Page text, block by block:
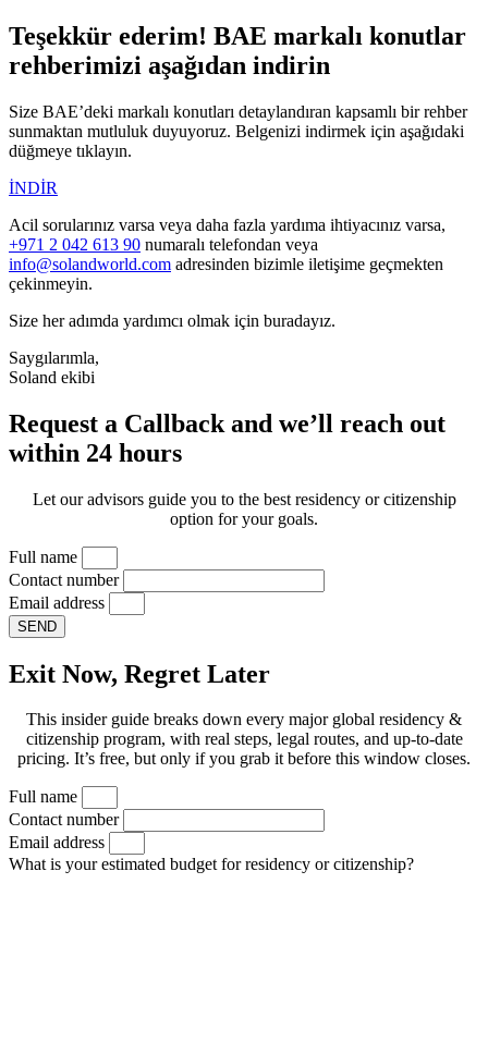
Teşekkür ederim! BAE markalı konutlar
rehberimizi aşağıdan indirin
Size BAE’deki markalı konutları detaylandıran kapsamlı bir rehber
sunmaktan mutluluk duyuyoruz. Belgenizi indirmek için aşağıdaki
düğmeye tıklayın.
İNDİR
Acil sorularınız varsa veya daha fazla yardıma ihtiyacınız varsa,
+971 2 042 613 90 numaralı telefondan veya
info@solandworld.com adresinden bizimle iletişime geçmekten
çekinmeyin.
Size her adımda yardımcı olmak için buradayız.
Saygılarımla,
Soland ekibi
Request a Callback and we’ll reach out
within 24 hours
Let our advisors guide you to the best residency or citizenship
option for your goals.
Full name
Contact number
Email address
SEND
Exit Now, Regret Later
This insider guide breaks down every major global residency &
citizenship program, with real steps, legal routes, and up-to-date
pricing. It’s free, but only if you grab it before this window closes.
Full name
Contact number
Email address
What is your estimated budget for residency or citizenship?